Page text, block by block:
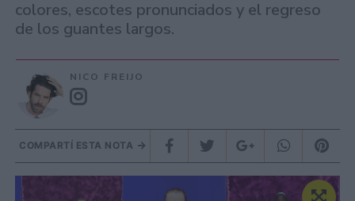
colores, escotes pronunciados y el regreso
de los guantes largos.
NICO FREIJO
COMPARTÍ ESTA NOTA